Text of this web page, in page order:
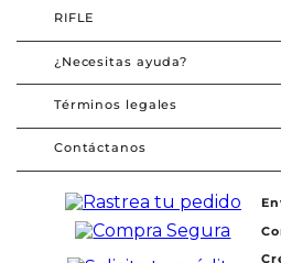
RIFLE
¿Necesitas ayuda?
Términos legales
Contáctanos